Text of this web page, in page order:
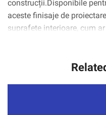
construcții.Disponibile
aceste finisaje de
suprafețe interioare, cum
practic bulele de aer,